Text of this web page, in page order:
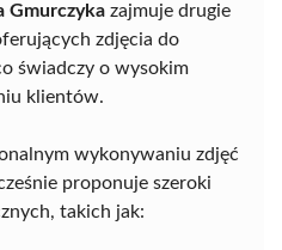
Gmurczyka zajmuje drugie
zdjęcia do
świadczy o wysokim
klientów.
wykonywaniu zdjęć
proponuje szeroki
takich jak: